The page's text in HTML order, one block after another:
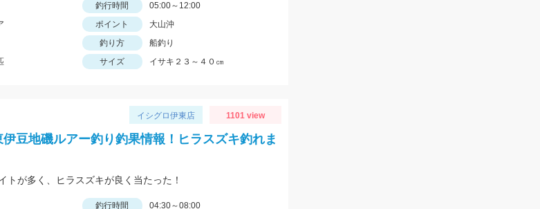
釣行時間
05:00～12:00
ポイント
大山沖
釣り方
船釣り
サイズ イサキ２３～４０㎝
イシグロ伊東店 1101 view
伊豆地磯ルアー釣り釣果情報！ヒラスズキ釣れま
トが多く、ヒラスズキが良く当たった！
釣行時間 04:30～08:00